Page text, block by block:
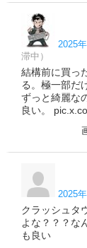
2025
滞中）
結構前に買っ
る。極一部だ
ずっと綺麗な
良い。
2025
クラッシュタ
よな？？？な
も良い